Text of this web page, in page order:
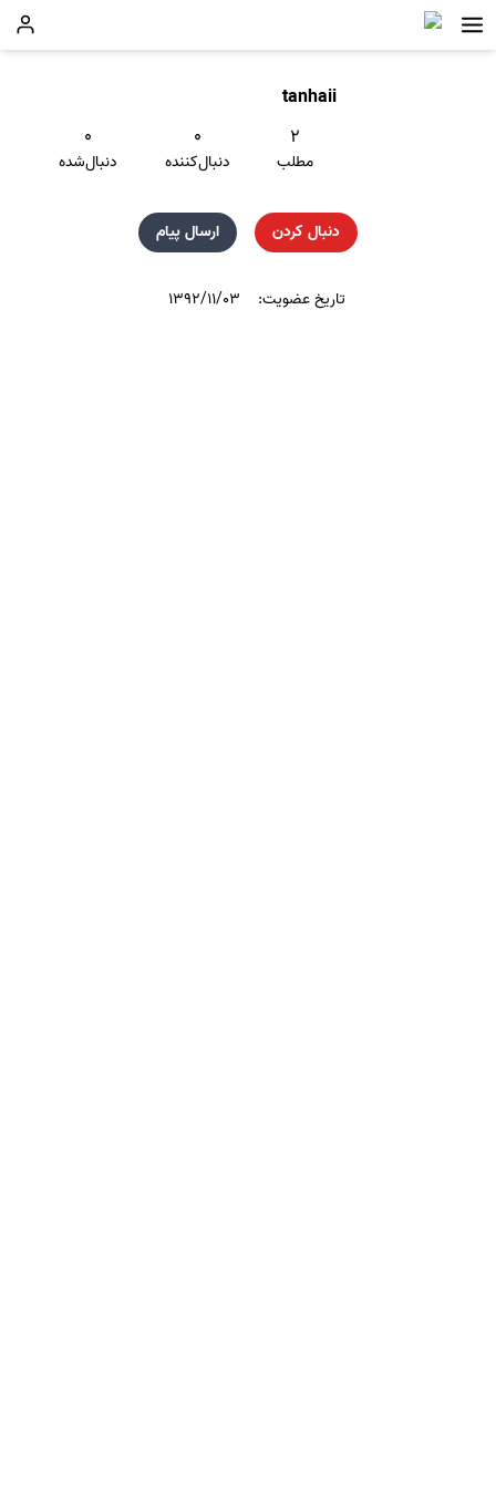
tanhaii
۲
مطلب
۰
دنبال‌کننده
۰
دنبال‌شده
دنبال کردن ارسال پیام
تاریخ عضویت: ۱۳۹۲/۱۱/۰۳